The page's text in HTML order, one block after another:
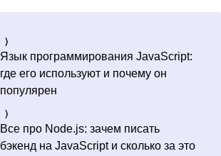
Язык программирования JavaScript:
где его используют и почему он
популярен
Все про Node.js: зачем писать
бэкенд на JavaScript и сколько за это